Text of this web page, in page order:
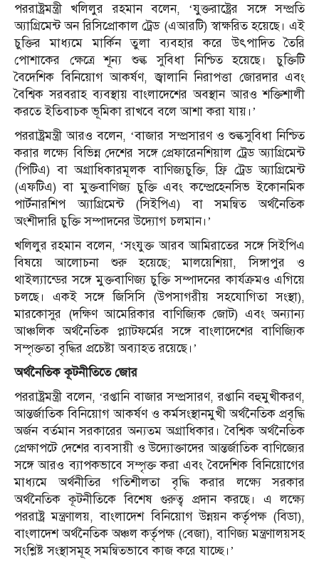
পররাষ্ট্রমন্ত্রী খলিলুর রহমান বলেন, ‘যুক্তরাষ্ট্রের সঙ্গে সম্প্রতি
অ্যাগ্রিমেন্ট অন রিসিপ্রোকাল ট্রেড (এআরটি) স্বাক্ষরিত হয়েছে। এই
চুক্তির মাধ্যমে মার্কিন তুলা ব্যবহার করে উৎপাদিত তৈরি
পোশাকের ক্ষেত্রে শূন্য শুল্ক সুবিধা নিশ্চিত হয়েছে। চুক্তিটি
বৈদেশিক বিনিয়োগ আকর্ষণ, জ্বালানি নিরাপত্তা জোরদার এবং
বৈশ্বিক সরবরাহ ব্যবস্থায় বাংলাদেশের অবস্থান আরও শক্তিশালী
করতে ইতিবাচক ভূমিকা রাখবে বলে আশা করা যায়।’
পররাষ্ট্রমন্ত্রী আরও বলেন, ‘বাজার সম্প্রসারণ ও শুল্কসুবিধা নিশ্চিত
করার লক্ষ্যে বিভিন্ন দেশের সঙ্গে প্রেফারেনশিয়াল ট্রেড অ্যাগ্রিমেন্ট
(পিটিএ) বা অগ্রাধিকারমূলক বাণিজ্যচুক্তি, ফ্রি ট্রেড অ্যাগ্রিমেন্ট
(এফটিএ) বা মুক্তবাণিজ্য চুক্তি এবং কম্প্রেহেনসিভ ইকোনমিক
পার্টনারশিপ অ্যাগ্রিমেন্ট (সিইপিএ) বা সমন্বিত অর্থনৈতিক
অংশীদারি চুক্তি সম্পাদনের উদ্যোগ চলমান।’
খলিলুর রহমান বলেন, ‘সংযুক্ত আরব আমিরাতের সঙ্গে সিইপিএ
বিষয়ে আলোচনা শুরু হয়েছে; মালয়েশিয়া, সিঙ্গাপুর ও
থাইল্যান্ডের সঙ্গে মুক্তবাণিজ্য চুক্তি সম্পাদনের কার্যক্রমও এগিয়ে
চলছে। একই সঙ্গে জিসিসি (উপসাগরীয় সহযোগিতা সংস্থা),
মারকোসুর (দক্ষিণ আমেরিকার বাণিজ্যিক জোট) এবং অন্যান্য
আঞ্চলিক অর্থনৈতিক প্ল্যাটফর্মের সঙ্গে বাংলাদেশের বাণিজ্যিক
সম্পৃক্ততা বৃদ্ধির প্রচেষ্টা অব্যাহত রয়েছে।’
অর্থনৈতিক কূটনীতিতে জোর
পররাষ্ট্রমন্ত্রী বলেন, ‘রপ্তানি বাজার সম্প্রসারণ, রপ্তানি বহুমুখীকরণ,
আন্তর্জাতিক বিনিয়োগ আকর্ষণ ও কর্মসংস্থানমুখী অর্থনৈতিক প্রবৃদ্ধি
অর্জন বর্তমান সরকারের অন্যতম অগ্রাধিকার। বৈশ্বিক অর্থনৈতিক
প্রেক্ষাপটে দেশের ব্যবসায়ী ও উদ্যোক্তাদের আন্তর্জাতিক বাণিজ্যের
সঙ্গে আরও ব্যাপকভাবে সম্পৃক্ত করা এবং বৈদেশিক বিনিয়োগের
মাধ্যমে অর্থনীতির গতিশীলতা বৃদ্ধি করার লক্ষ্যে সরকার
অর্থনৈতিক কূটনীতিকে বিশেষ গুরুত্ব প্রদান করছে। এ লক্ষ্যে
পররাষ্ট্র মন্ত্রণালয়, বাংলাদেশ বিনিয়োগ উন্নয়ন কর্তৃপক্ষ (বিডা),
বাংলাদেশ অর্থনৈতিক অঞ্চল কর্তৃপক্ষ (বেজা), বাণিজ্য মন্ত্রণালয়সহ
সংশ্লিষ্ট সংস্থাসমূহ সমন্বিতভাবে কাজ করে যাচ্ছে।’